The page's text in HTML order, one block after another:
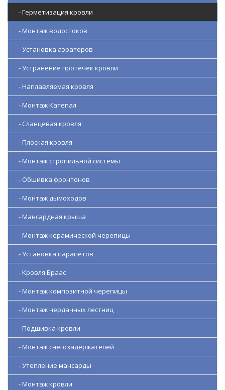
- Герметизация кровли
- Монтаж водостоков
- Установка аэраторов
- Устранение протечек кровли
- Наплавляемая кровля
- Монтаж Катепал
- Сланцевая кровля
- Плоская кровля
- Монтаж стропильной системы
- Обшивка фронтонов
- Монтаж дымоходов
- Мансардная крыша
- Монтаж керамической черепицы
- Установка парапетов
- Кровля Браас
- Монтаж композитной черепицы
- Монтаж чердачных лестниц
- Подшивка кровли
- Монтаж снегозадержателей
- Утепление мансарды
- Монтаж кровли